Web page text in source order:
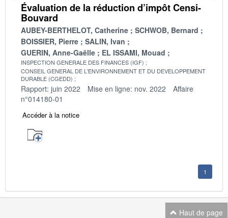
Évaluation de la réduction d’impôt Censi-
Bouvard
AUBEY-BERTHELOT, Catherine
SCHWOB, Bernard
BOISSIER, Pierre
SALIN, Ivan
GUERIN, Anne-Gaëlle
EL ISSAMI, Mouad
INSPECTION GENERALE DES FINANCES (IGF)
CONSEIL GENERAL DE L'ENVIRONNEMENT ET DU DEVELOPPEMENT
DURABLE (CGEDD)
Rapport: juin 2022 Mise en ligne: nov. 2022
Affaire
n°014180-01
Accéder à la notice
1
Haut de page